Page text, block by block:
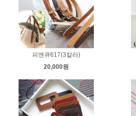
피앤큐617(3칼라)
20,000원